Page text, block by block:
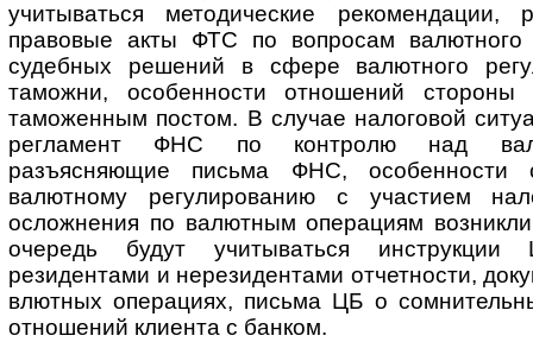
учитываться ме­то­ди­чес­кие рекомендации,
правовые акты ФТС по вопросам валютного
судебных решений в сфере валютного
таможни, особенности отношений стороны
таможенным постом. В случае налоговой
регламент ФНС по конт­ролю над
разъясняющие письма ФНС, особенности
валютному ре­гу­ли­ро­ва­нию с участием
осложнения по валютным операциям
очередь будут учитываться
резидентами и нерезидентами отчетности,
влютных операциях, письма ЦБ о
отношений клиента с банком.